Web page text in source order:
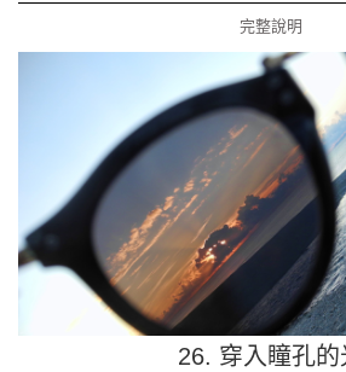
26. 穿入瞳孔的